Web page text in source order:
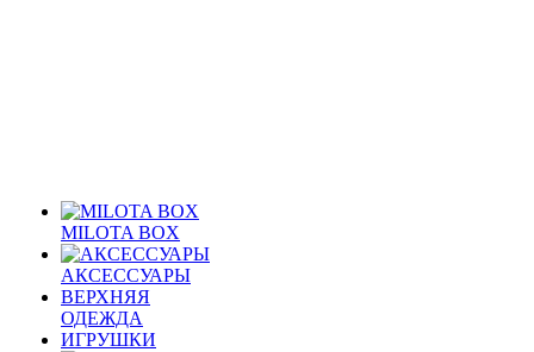
MILOTA BOX
АКСЕССУАРЫ
ВЕРХНЯЯ
ОДЕЖДА
ИГРУШКИ